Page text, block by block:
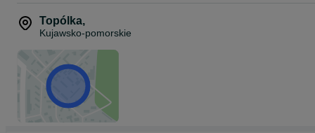
Topólka,
Kujawsko-pomorskie